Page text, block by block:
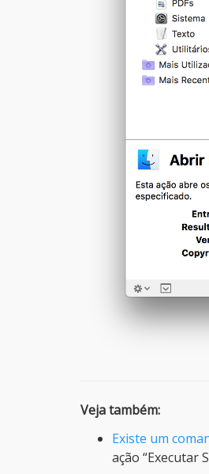
Veja também:
Existe um
ação “Executar